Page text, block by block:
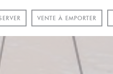
VENTE À EMPORTER